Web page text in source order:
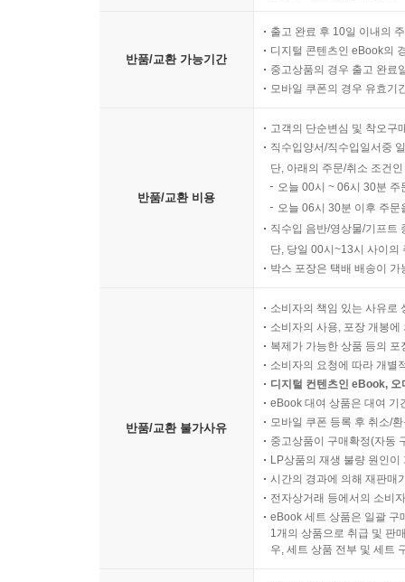
반품/교환 가능기간
출고 완료 후 10일 이내의
디지털 콘텐츠인 eBook의
중고상품의 경우 출고 완료
모바일 쿠폰의 경우 유효기
반품/교환 비용
고객의 단순변심 및 착오구
직수입양서/직수입일서중
단, 아래의 주문/취소 조건
오늘 00시 ~ 06시 30분
오늘 06시 30분 이후 주
직수입 음반/영상물/기프트
단, 당일 00시~13시 사이의
박스 포장은 택배 배송이
반품/교환 불가사유
소비자의 책임 있는 사유로
소비자의 사용, 포장 개봉
복제가 가능한 상품 등의
소비자의 요청에 따라 개별
디지털 컨텐츠인 eBook,
eBook 대여 상품은 대여 기
모바일 쿠폰 등록 후 취소/
중고상품이 구매확정(자동
LP상품의 재생 불량 원인
시간의 경과에 의해 재판매
전자상거래 등에서의 소비
eBook 세트 상품은 일괄 구
1개의 상품으로 취급 및 판
우, 세트 상품 전부 및 세트